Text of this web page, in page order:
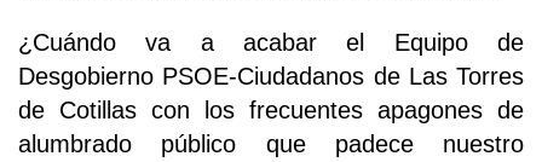
¿Cuándo va a acabar el Equipo de
Desgobierno PSOE-Ciudadanos de Las Torres
de Cotillas con los frecuentes apagones de
alumbrado público que padece nuestro